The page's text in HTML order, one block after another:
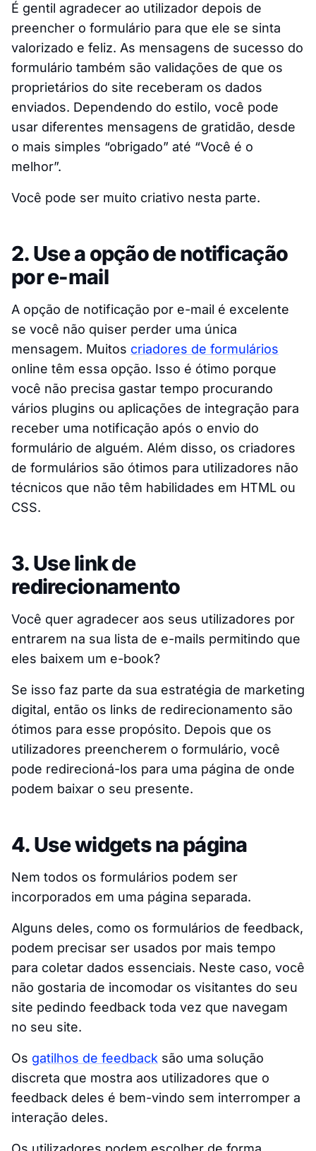
É gentil agradecer ao utilizador depois de
preencher o formulário para que ele se sinta
valorizado e feliz. As mensagens de sucesso do
formulário também são validações de que os
proprietários do site receberam os dados
enviados. Dependendo do estilo, você pode
usar diferentes mensagens de gratidão, desde
o mais simples “obrigado” até “Você é o
melhor”.
Você pode ser muito criativo nesta parte.
2. Use a opção de notificação
por e-mail
A opção de notificação por e-mail é excelente
se você não quiser perder uma única
mensagem. Muitos criadores de formulários
online têm essa opção. Isso é ótimo porque
você não precisa gastar tempo procurando
vários plugins ou aplicações de integração para
receber uma notificação após o envio do
formulário de alguém. Além disso, os criadores
de formulários são ótimos para utilizadores não
técnicos que não têm habilidades em HTML ou
CSS.
3. Use link de
redirecionamento
Você quer agradecer aos seus utilizadores por
entrarem na sua lista de e-mails permitindo que
eles baixem um e-book?
Se isso faz parte da sua estratégia de marketing
digital, então os links de redirecionamento são
ótimos para esse propósito. Depois que os
utilizadores preencherem o formulário, você
pode redirecioná-los para uma página de onde
podem baixar o seu presente.
4. Use widgets na página
Nem todos os formulários podem ser
incorporados em uma página separada.
Alguns deles, como os formulários de feedback,
podem precisar ser usados por mais tempo
para coletar dados essenciais. Neste caso, você
não gostaria de incomodar os visitantes do seu
site pedindo feedback toda vez que navegam
no seu site.
Os gatilhos de feedback são uma solução
discreta que mostra aos utilizadores que o
feedback deles é bem-vindo sem interromper a
interação deles.